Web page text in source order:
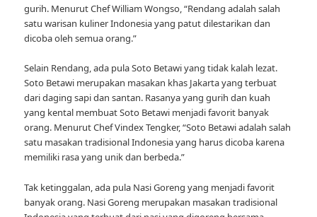
gurih. Menurut Chef William Wongso, “Rendang adalah salah
satu warisan kuliner Indonesia yang patut dilestarikan dan
dicoba oleh semua orang.”
Selain Rendang, ada pula Soto Betawi yang tidak kalah lezat.
Soto Betawi merupakan masakan khas Jakarta yang terbuat
dari daging sapi dan santan. Rasanya yang gurih dan kuah
yang kental membuat Soto Betawi menjadi favorit banyak
orang. Menurut Chef Vindex Tengker, “Soto Betawi adalah salah
satu masakan tradisional Indonesia yang harus dicoba karena
memiliki rasa yang unik dan berbeda.”
Tak ketinggalan, ada pula Nasi Goreng yang menjadi favorit
banyak orang. Nasi Goreng merupakan masakan tradisional